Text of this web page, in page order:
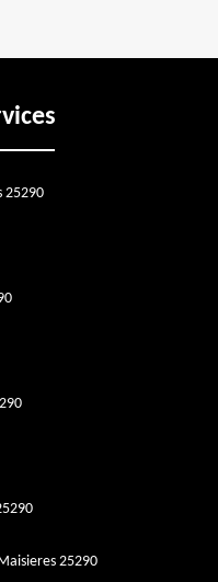
25290
25290